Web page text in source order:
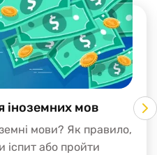
іноземних мов
мови? Як правило,
іспит або пройти